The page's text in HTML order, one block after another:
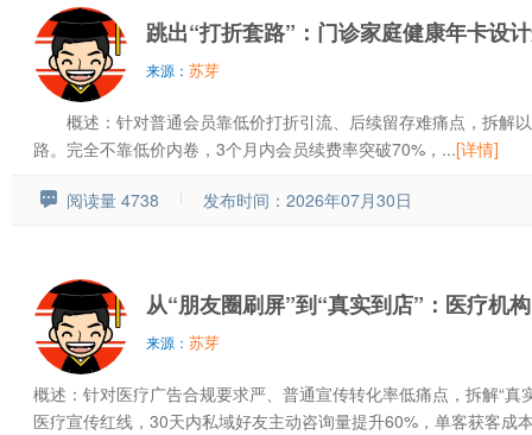
跳出“打折套路”：门诊家庭健康年卡设
来源： 苏芽
概述：针对普通会员靠低价打折引流、后续留存难痛点，拆解以
路。完全不靠低价内卷，3个月内会员续费率突破70%，...[详情]
阅读量 4738 发布时间：2026年07月30日
从“朋友圈刷屏”到“真实到店”：医疗机
来源： 苏芽
概述：针对医疗广告合规要求严、普通宣传转化率低痛点，拆解“真
医疗宣传红线，30天内私域好友主动咨询量提升60%，单客获客成